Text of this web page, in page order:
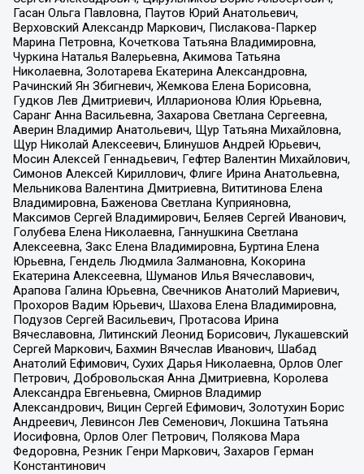
Гасан Ольга Павловна, Паутов Юрий Анатольевич,
Верховский Александр Маркович, Пислакова-Паркер
Марина Петровна, Кочеткова Татьяна Владимировна,
Чуркина Наталья Валерьевна, Акимова Татьяна
Николаевна, Золотарева Екатерина Александровна,
Рачинский Ян Збигневич, Жемкова Елена Борисовна,
Гудков Лев Дмитриевич, Илларионова Юлия Юрьевна,
Саранг Анна Васильевна, Захарова Светлана Сергеевна,
Аверин Владимир Анатольевич, Щур Татьяна Михайловна,
Щур Николай Алексеевич, Блинушов Андрей Юрьевич,
Мосин Алексей Геннадьевич, Гефтер Валентин Михайлович,
Симонов Алексей Кириллович, Флиге Ирина Анатольевна,
Мельникова Валентина Дмитриевна, Вититинова Елена
Владимировна, Баженова Светлана Куприяновна,
Максимов Сергей Владимирович, Беляев Сергей Иванович,
Голубева Елена Николаевна, Ганнушкина Светлана
Алексеевна, Закс Елена Владимировна, Буртина Елена
Юрьевна, Гендель Людмила Залмановна, Кокорина
Екатерина Алексеевна, Шуманов Илья Вячеславович,
Арапова Галина Юрьевна, Свечников Анатолий Мариевич,
Прохоров Вадим Юрьевич, Шахова Елена Владимировна,
Подузов Сергей Васильевич, Протасова Ирина
Вячеславовна, Литинский Леонид Борисович, Лукашевский
Сергей Маркович, Бахмин Вячеслав Иванович, Шабад
Анатолий Ефимович, Сухих Дарья Николаевна, Орлов Олег
Петрович, Добровольская Анна Дмитриевна, Королева
Александра Евгеньевна, Смирнов Владимир
Александрович, Вицин Сергей Ефимович, Золотухин Борис
Андреевич, Левинсон Лев Семенович, Локшина Татьяна
Иосифовна, Орлов Олег Петрович, Полякова Мара
Федоровна, Резник Генри Маркович, Захаров Герман
Константинович